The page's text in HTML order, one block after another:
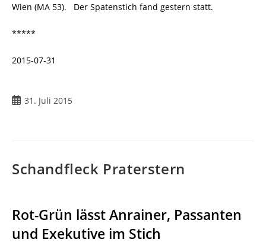
Wien (MA 53). Der Spatenstich fand gestern statt.
*****
2015-07-31
Beitrag
31. Juli 2015
Schandfleck Praterstern
Rot-Grün lässt Anrainer, Passanten
und Exekutive im Stich